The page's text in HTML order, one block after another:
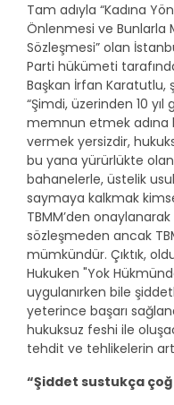
Tam adıyla “Kadına
Önlenmesi ve Bunlarla
Sözleşmesi” olan
Parti hükümeti
Başkan İrfan Karatutlu,
“Şimdi, üzerinden 10 yıl
memnun etmek adına
vermek yersizdir,
bu yana yürürlükte
bahanelerle, üstelik
saymaya kalkmak
TBMM’den
sözleşmeden ancak
mümkündür. Çıktık,
Hukuken "Yok
uygulanırken bile
yeterince başarı
hukuksuz feshi ile
tehdit ve tehlikelerin
“Şiddet sustukça